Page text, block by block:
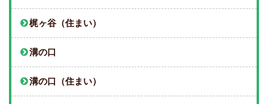
梶ヶ谷（住まい）
溝の口
溝の口（住まい）